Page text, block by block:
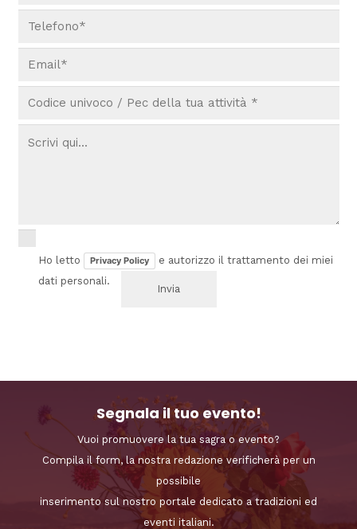
Ho letto Privacy Policy
e autorizzo il trattamento dei miei
dati personali.
Segnala il tuo evento!
Vuoi promuovere la tua sagra o evento?
Compila il form, la nostra redazione verificherà per un
possibile
inserimento sul nostro portale dedicato a tradizioni ed
eventi italiani.